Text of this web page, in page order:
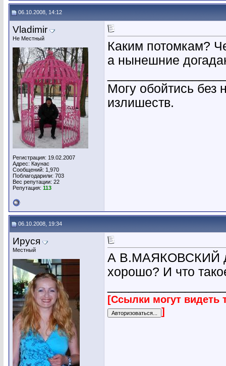
06.10.2008, 14:12
Vladimir
Не Местный
Регистрация: 19.02.2007
Адрес: Каунас
Сообщений: 1,970
Поблагодарили: 703
Вес репутации: 22
Репутация: 113
Каким потомкам?
а нынешние
Могу обойтись без
излишеств.
06.10.2008, 19:34
Ируся
Местный
А В.МАЯКОВСКИЙ
хорошо? И что
[Ссылки могут видеть
]